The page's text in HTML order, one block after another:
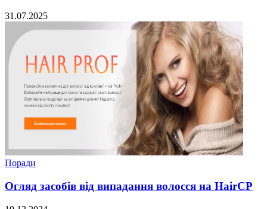
31.07.2025
Поради
Огляд засобів від випадання волосся на HairCP